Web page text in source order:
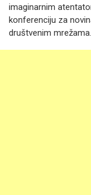
imaginarnim
konferenciju za
društvenim mrežama.